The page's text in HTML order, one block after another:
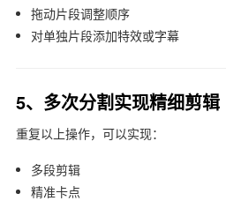
拖动片段调整顺序
对单独片段添加特效或字幕
5、多次分割实现精细剪辑
重复以上操作，可以实现：
多段剪辑
精准卡点